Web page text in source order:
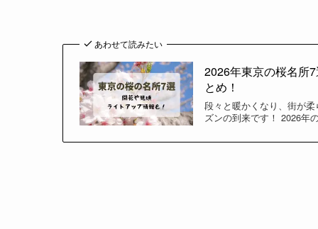
あわせて読みたい
2026年東京の桜名所
とめ！
段々と暖かくなり、街が
ズンの到来です！ 2026年